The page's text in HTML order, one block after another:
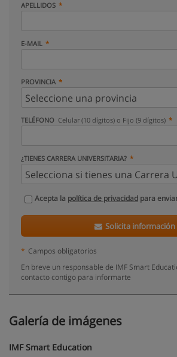
APELLIDOS
E-MAIL
PROVINCIA
TELÉFONO Celular (10 dígitos) o Fijo (9 dígitos)
¿TIENES CARRERA UNIVERSITARIA?
Acepta la política de privacidad para
Solicita información
* Campos obligatorios
En breve un responsable de IMF Smart
contacto contigo para informarte
Galería de imágenes
IMF Smart Education